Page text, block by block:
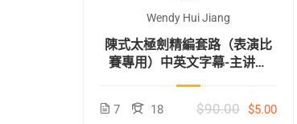
Wendy Hui Jiang
陳式太極劍精編套路（表演比
賽專用）中英文字幕-主讲：
7 18 $90.00 $5.00